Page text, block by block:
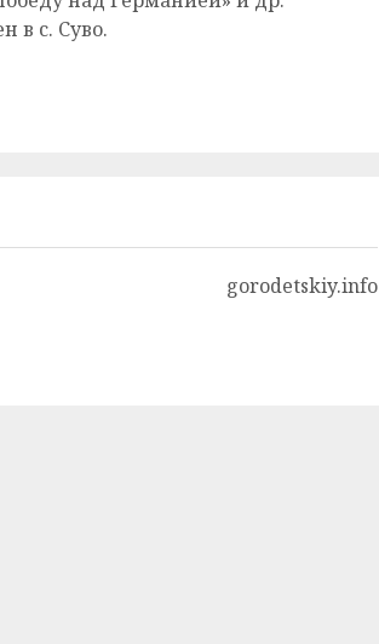
в с. Суво.
gorodetskiy.info